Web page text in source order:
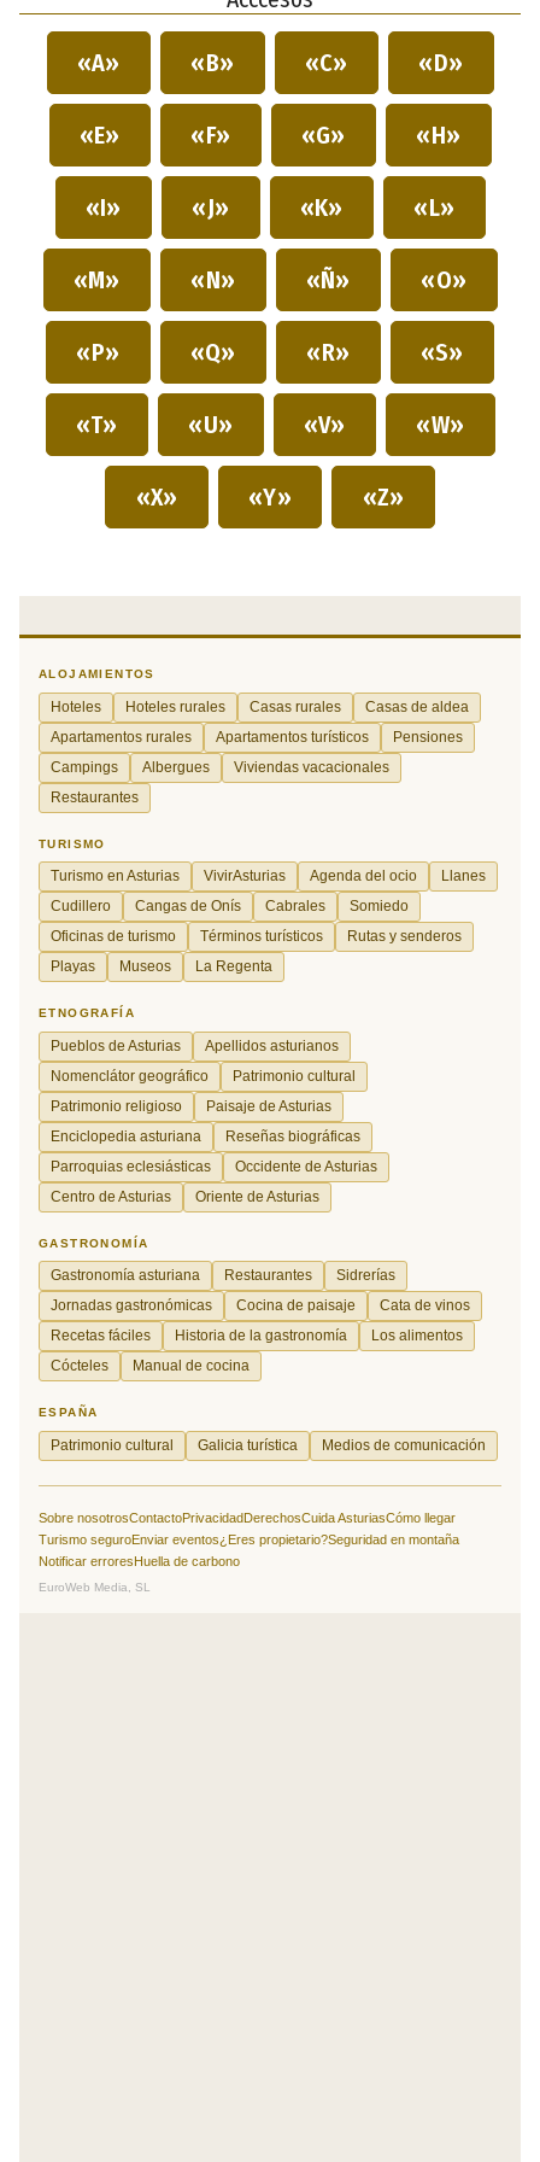
«A» «B» «C» «D»
«E» «F» «G» «H»
«I» «J» «K» «L»
«M» «N» «Ñ» «O»
«P» «Q» «R» «S»
«T» «U» «V» «W»
«X» «Y» «Z»